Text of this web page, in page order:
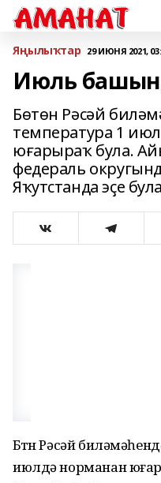
Яңылыҡтар 29 ИЮНЯ 2021,
Июль
Бөтөн Рәсәй
температура 1
юғарыраҡ була.
федераль
Яҡутстанда эҫе
Бөтөн Рәсәй
июлдә норманан